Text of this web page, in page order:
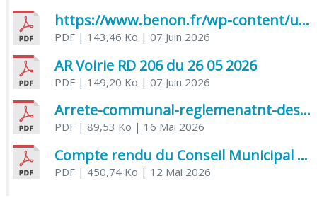
https://www.benon.fr/wp-content/uploads/2026/06/AR-Voirie-Chemin-de-Lafond-du-26-05-2026.pdf
PDF| 143,46 Ko | 07 Juin 2026
AR Voirie RD 206 du 26 05 2026
PDF| 149,20 Ko | 07 Juin 2026
Arrete-communal-reglemenatnt-des-bruits-de-voisinage-et-des-activites-bruyantes
PDF| 89,53 Ko | 16 Mai 2026
Compte rendu du Conseil Municipal du 06 mai 2026
PDF| 450,74 Ko | 12 Mai 2026